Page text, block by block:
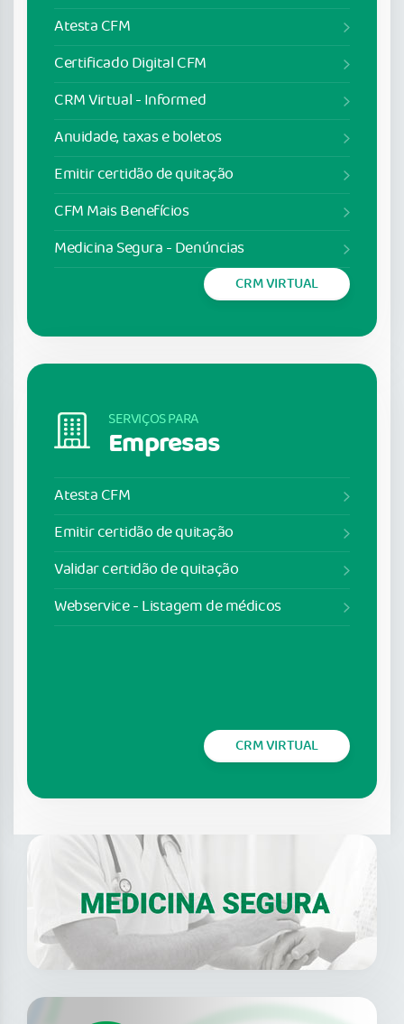
Atesta CFM
Certificado Digital CFM
CRM Virtual - Informed
Anuidade, taxas e boletos
Emitir certidão de quitação
CFM Mais Benefícios
Medicina Segura - Denúncias
CRM VIRTUAL
SERVIÇOS PARA
Empresas
Atesta CFM
Emitir certidão de quitação
Validar certidão de quitação
Webservice - Listagem de médicos
CRM VIRTUAL